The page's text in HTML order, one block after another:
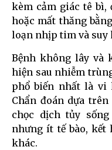
kèm cảm giác tê bì,
hoặc mất thăng
loạn nhịp tim và suy
Bệnh không lây và
hiện sau nhiễm
phổ biến nhất là vi
Chẩn đoán dựa
chọc dịch tủy
nhưng ít tế bào, kết
khác.